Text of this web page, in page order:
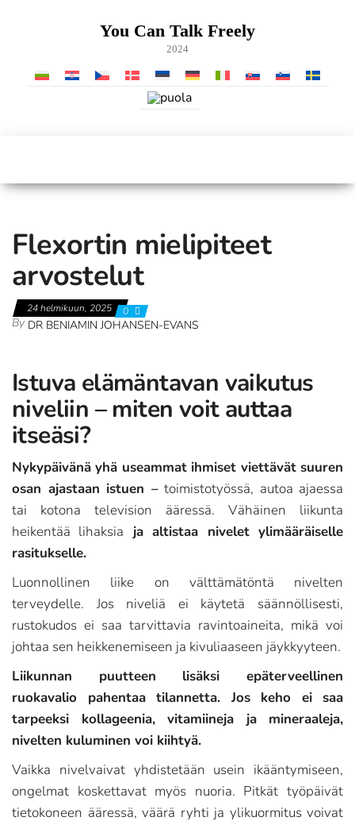
You Can Talk Freely
2024
Flexortin mielipiteet
arvostelut
24 helmikuun, 2025 0
By DR BENIAMIN JOHANSEN-EVANS
Istuva elämäntavan vaikutus
niveliin – miten voit auttaa
itseäsi?
Nykypäivänä yhä useammat ihmiset viettävät suuren
osan ajastaan istuen –toimistotyössä, autoa ajaessa
tai kotona television ääressä. Vähäinen liikunta
heikentää lihaksia ja altistaa nivelet ylimääräiselle
rasitukselle.
Luonnollinen liike on välttämätöntä nivelten
terveydelle. Jos niveliä ei käytetä säännöllisesti,
rustokudos ei saa tarvittavia ravintoaineita, mikä voi
johtaa sen heikkenemiseen ja kivuliaaseen jäykkyyteen.
Liikunnan puutteen lisäksi epäterveellinen
ruokavalio pahentaa tilannetta. Jos keho ei saa
tarpeeksi kollageenia, vitamiineja ja mineraaleja,
nivelten kuluminen voi kiihtyä.
Vaikka nivelvaivat yhdistetään usein ikääntymiseen,
ongelmat koskettavat myös nuoria. Pitkät työpäivät
tietokoneen ääressä, väärä ryhti ja ylikuormitus voivat